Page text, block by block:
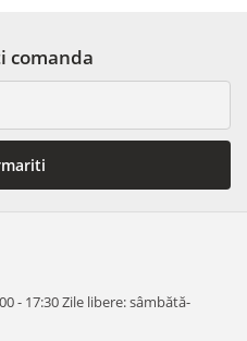
comanda
- 17:30 Zile libere: sâmbătă-